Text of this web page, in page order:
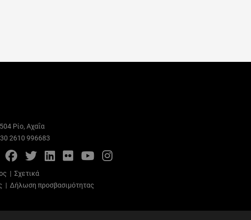
Ρίο, Αχαΐα
2610 996683
FacebookTwitterLinkedIn
FlickrYouTubeInstagram
| Σχετικά
| Δήλωση προσβασιμότητας